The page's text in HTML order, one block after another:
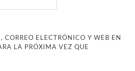
CORREO ELECTRÓNICO Y WEB EN
LA PRÓXIMA VEZ QUE